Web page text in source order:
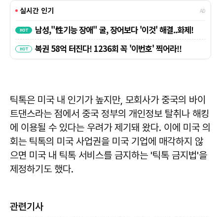
틱톡은 미국 내 인기가 높지만, 모회사가 중국의 바이
트댄스라는 점에서 중국 정부의 개인정보 탈취나 해킹
에 이용될 수 있다는 우려가 제기돼 왔다. 이에 미국 의
회는 틱톡의 미국 사업권을 미국 기업에 매각하지 않
으면 미국 내 틱톡 서비스를 금지하는 '틱톡 금지법'을
제정하기도 했다.
관련기사